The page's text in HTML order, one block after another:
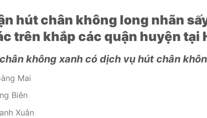
hút chân không long nhãn
trên khắp các quận huyện tại
không xanh có dịch vụ hút chân
Mai
Biên
Xuân